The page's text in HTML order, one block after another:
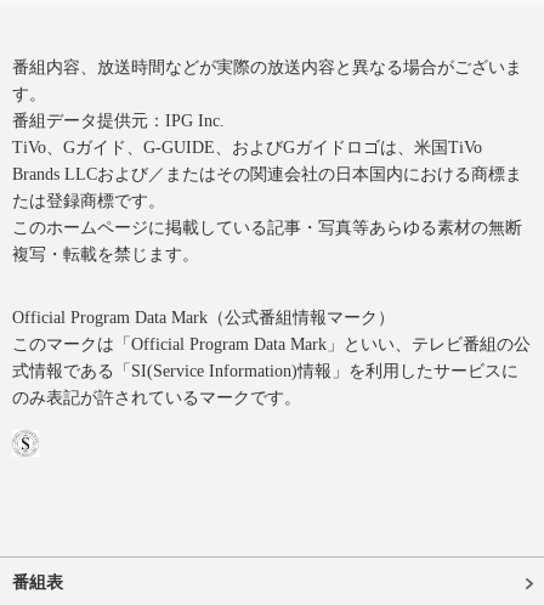
番組内容、放送時間などが実際の放送内容と異なる場合がございま
す。
番組データ提供元：IPG Inc.
TiVo、Gガイド、G-GUIDE、およびGガイドロゴは、米国TiVo
Brands LLCおよび／またはその関連会社の日本国内における商標ま
たは登録商標です。
このホームページに掲載している記事・写真等あらゆる素材の無断
複写・転載を禁じます。
Official Program Data Mark（公式番組情報マーク）
このマークは「Official Program Data Mark」といい、テレビ番組の公
式情報である「SI(Service Information)情報」を利用したサービスに
のみ表記が許されているマークです。
番組表